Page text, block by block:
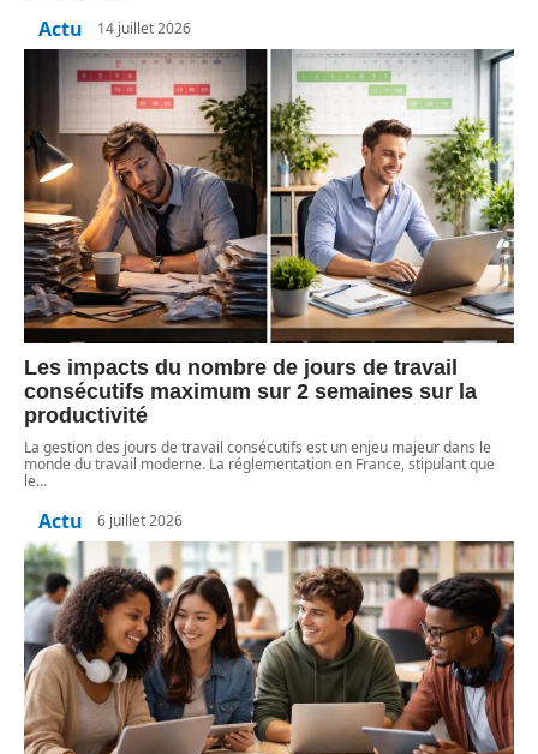
Actu 14 juillet 2026
Les impacts du nombre de jours de travail
consécutifs maximum sur 2 semaines sur la
productivité
La gestion des jours de travail consécutifs est un enjeu majeur dans le
monde du travail moderne. La réglementation en France, stipulant que
le…
Actu 6 juillet 2026